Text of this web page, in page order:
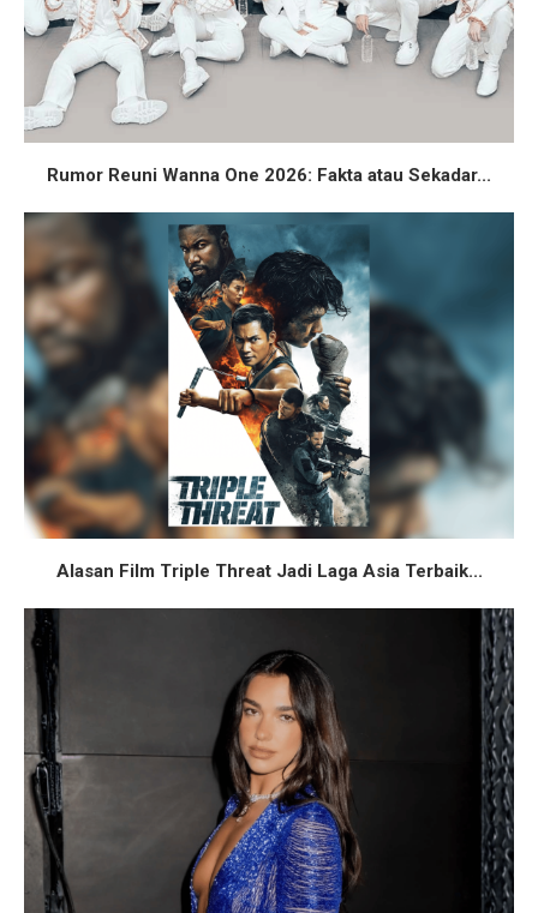
Rumor Reuni Wanna One 2026: Fakta atau Sekadar...
Alasan Film Triple Threat Jadi Laga Asia Terbaik...